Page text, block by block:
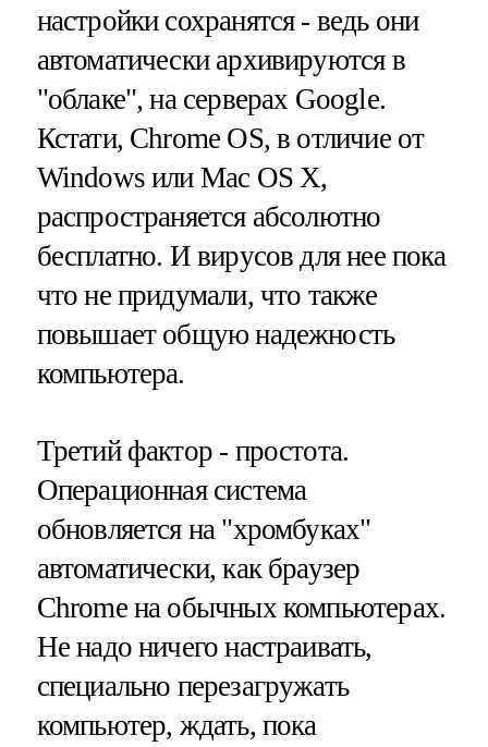
настройки сохранятся - ведь они
автоматически архивируются в
"облаке", на серверах Google.
Кстати, Chrome OS, в отличие от
Windows или Mac OS X,
распространяется абсолютно
бесплатно. И вирусов для нее пока
что не придумали, что также
повышает общую надежность
компьютера.
Третий фактор - простота.
Операционная система
обновляется на "хромбуках"
автоматически, как браузер
Chrome на обычных компьютерах.
Не надо ничего настраивать,
специально перезагружать
компьютер, ждать, пока